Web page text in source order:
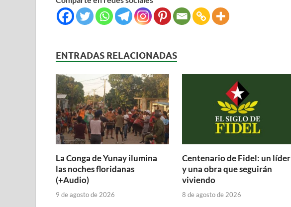
ENTRADAS RELACIONADAS
La Conga de Yunay ilumina
las noches floridanas
(+Audio)
9 de agosto de 2026
Centenario de Fidel: un líder
y una obra que seguirán
viviendo
8 de agosto de 2026